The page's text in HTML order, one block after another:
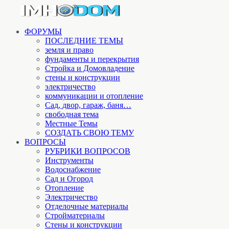
ФОРУМЫ
ПОСЛЕДНИЕ ТЕМЫ
земля и право
фундаменты и перекрытия
Стройка и Домовладение
стены и конструкции
электричество
коммуникации и отопление
Cад, двор, гараж, баня…
свободная тема
Местные Темы
СОЗДАТЬ СВОЮ ТЕМУ
ВОПРОСЫ
РУБРИКИ ВОПРОСОВ
Инструменты
Водоснабжение
Сад и Огород
Отопление
Электричество
Отделочные материалы
Стройматериалы
Стены и конструкции